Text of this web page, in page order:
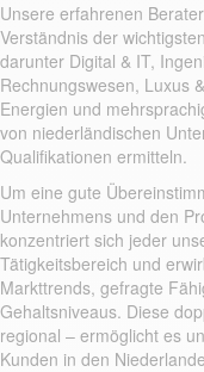
Unsere erfahrenen
Verständnis der
darunter Digital & IT,
Rechnungswesen, Luxus
Energien und
von niederländischen
Qualifikationen ermitteln.
Um eine gute
Unternehmens und den
konzentriert sich jeder
Tätigkeitsbereich und
Markttrends, gefragte
Gehaltsniveaus. Diese
regional – ermöglicht es
Kunden in den